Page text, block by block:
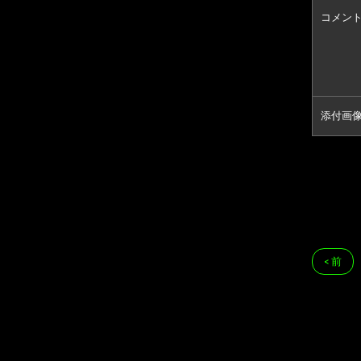
コメント
添付画
< 前